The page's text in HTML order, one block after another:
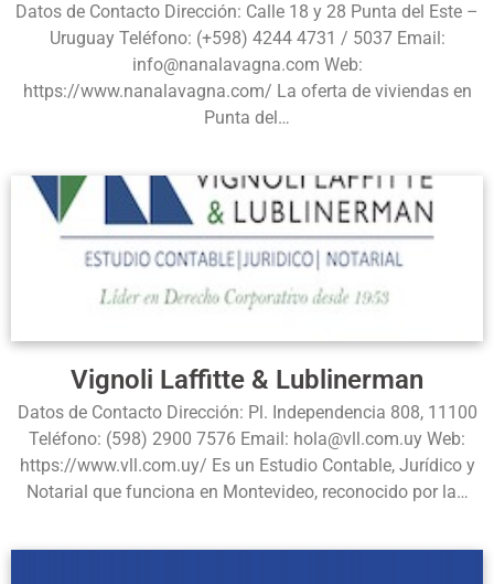
Datos de Contacto Dirección: Calle 18 y 28 Punta del Este –
Uruguay Teléfono: (+598) 4244 4731 / 5037 Email:
info@nanalavagna.com Web:
https://www.nanalavagna.com/ La oferta de viviendas en
Punta del…
Vignoli Laffitte & Lublinerman
Datos de Contacto Dirección: Pl. Independencia 808, 11100
Teléfono: (598) 2900 7576 Email: hola@vll.com.uy Web:
https://www.vll.com.uy/ Es un Estudio Contable, Jurídico y
Notarial que funciona en Montevideo, reconocido por la…